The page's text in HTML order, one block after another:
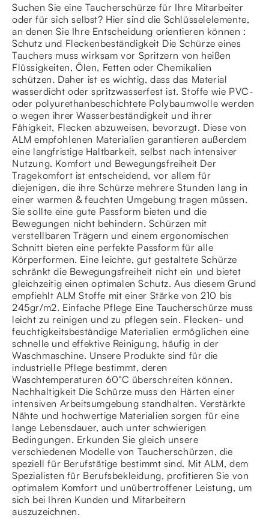
Suchen Sie eine Taucherschürze für Ihre Mitarbeiter
oder für sich selbst? Hier sind die Schlüsselelemente,
an denen Sie Ihre Entscheidung orientieren können :
Schutz und Fleckenbeständigkeit Die Schürze eines
Tauchers muss wirksam vor Spritzern von heißen
Flüssigkeiten, Ölen, Fetten oder Chemikalien
schützen. Daher ist es wichtig, dass das Material
wasserdicht oder spritzwasserfest ist. Stoffe wie PVC-
oder polyurethanbeschichtete Polybaumwolle werden
o wegen ihrer Wasserbeständigkeit und ihrer
Fähigkeit, Flecken abzuweisen, bevorzugt. Diese von
ALM empfohlenen Materialien garantieren außerdem
eine langfristige Haltbarkeit, selbst nach intensiver
Nutzung. Komfort und Bewegungsfreiheit Der
Tragekomfort ist entscheidend, vor allem für
diejenigen, die ihre Schürze mehrere Stunden lang in
einer warmen & feuchten Umgebung tragen müssen.
Sie sollte eine gute Passform bieten und die
Bewegungen nicht behindern. Schürzen mit
verstellbaren Trägern und einem ergonomischen
Schnitt bieten eine perfekte Passform für alle
Körperformen. Eine leichte, gut gestaltete Schürze
schränkt die Bewegungsfreiheit nicht ein und bietet
gleichzeitig einen optimalen Schutz. Aus diesem Grund
empfiehlt ALM Stoffe mit einer Stärke von 210 bis
245gr/m2. Einfache Pflege Eine Taucherschürze muss
leicht zu reinigen und zu pflegen sein. Flecken- und
feuchtigkeitsbeständige Materialien ermöglichen eine
schnelle und effektive Reinigung, häufig in der
Waschmaschine. Unsere Produkte sind für die
industrielle Pflege bestimmt, deren
Waschtemperaturen 60°C überschreiten können.
Nachhaltigkeit Die Schürze muss den Härten einer
intensiven Arbeitsumgebung standhalten. Verstärkte
Nähte und hochwertige Materialien sorgen für eine
lange Lebensdauer, auch unter schwierigen
Bedingungen. Erkunden Sie gleich unsere
verschiedenen Modelle von Taucherschürzen, die
speziell für Berufstätige bestimmt sind. Mit ALM, dem
Spezialisten für Berufsbekleidung, profitieren Sie von
optimalem Komfort und unübertroffener Leistung, um
sich bei Ihren Kunden und Mitarbeitern
auszuzeichnen.